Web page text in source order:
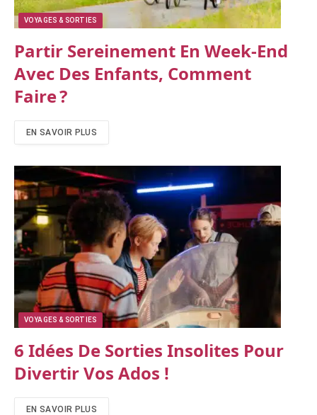
VOYAGES & SORTIES
Partir Sereinement En Week-End
Avec Des Enfants, Comment
Faire ?
EN SAVOIR PLUS
VOYAGES & SORTIES
6 Idées De Sorties Insolites Pour
Divertir Vos Ados !
EN SAVOIR PLUS